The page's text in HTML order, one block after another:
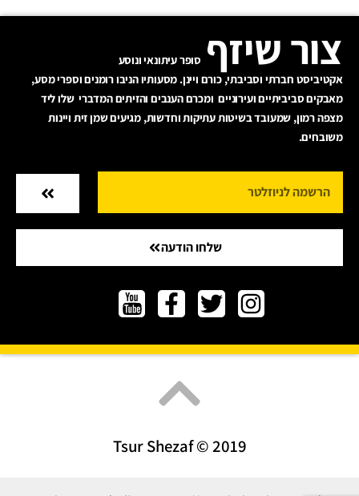
צור שיזף סופר עיתונאי ונוסע
אקטיביסט חברתי וסביבתי, כורם ויינן. מסעותיו הניבו רומנים וספרי מסע,
מאבקים סביביתיים ועירוניים ומכרם הענבים והזיתים המדברי שלו ליד
מצפה רמון, שמעובד בשיטות עתיקות וחדשות, מגיעים שמן זית ויינות
משובחים.
שלחו הודעה
Tsur Shezaf © 2019